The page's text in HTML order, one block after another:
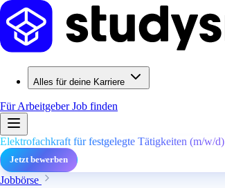
Alles für deine Karriere
Für ArbeitgeberJob finden
Elektrofachkraft für festgelegte Tätigkeiten (m/w/d)
Jetzt bewerben
Jobbörse